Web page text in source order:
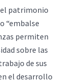
patrimonio
“embalse
permiten
sobre las
de sus
el desarrollo